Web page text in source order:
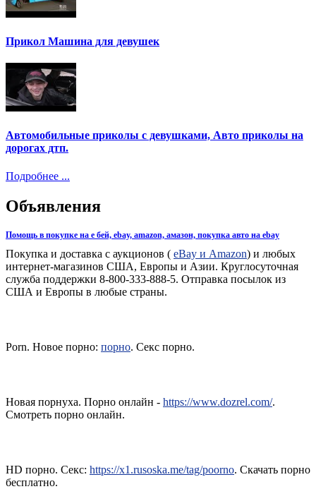
Прикол Машина для девушек
Автомобильные приколы с девушками, Авто приколы на
дорогах дтп.
Подробнее ...
Объявления
Помощь в покупке на е бей, ebay, amazon, амазон, покупка авто на ebay
Покупка и доставка с аукционов ( eBay и Amazon) и любых
интернет-магазинов США, Европы и Азии. Круглосуточная
служба поддержки 8-800-333-888-5. Отправка посылок из
США и Европы в любые страны.
Porn. Новое порно: порно. Секс порно.
Новая порнуха. Порно онлайн - https://www.dozrel.com/.
Смотреть порно онлайн.
HD порно. Секс: https://x1.rusoska.me/tag/poorno. Скачать порно
бесплатно.